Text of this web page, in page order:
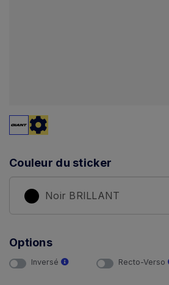
Couleur du sticker
Noir BRILLANT
Options
Inversé Recto-Verso